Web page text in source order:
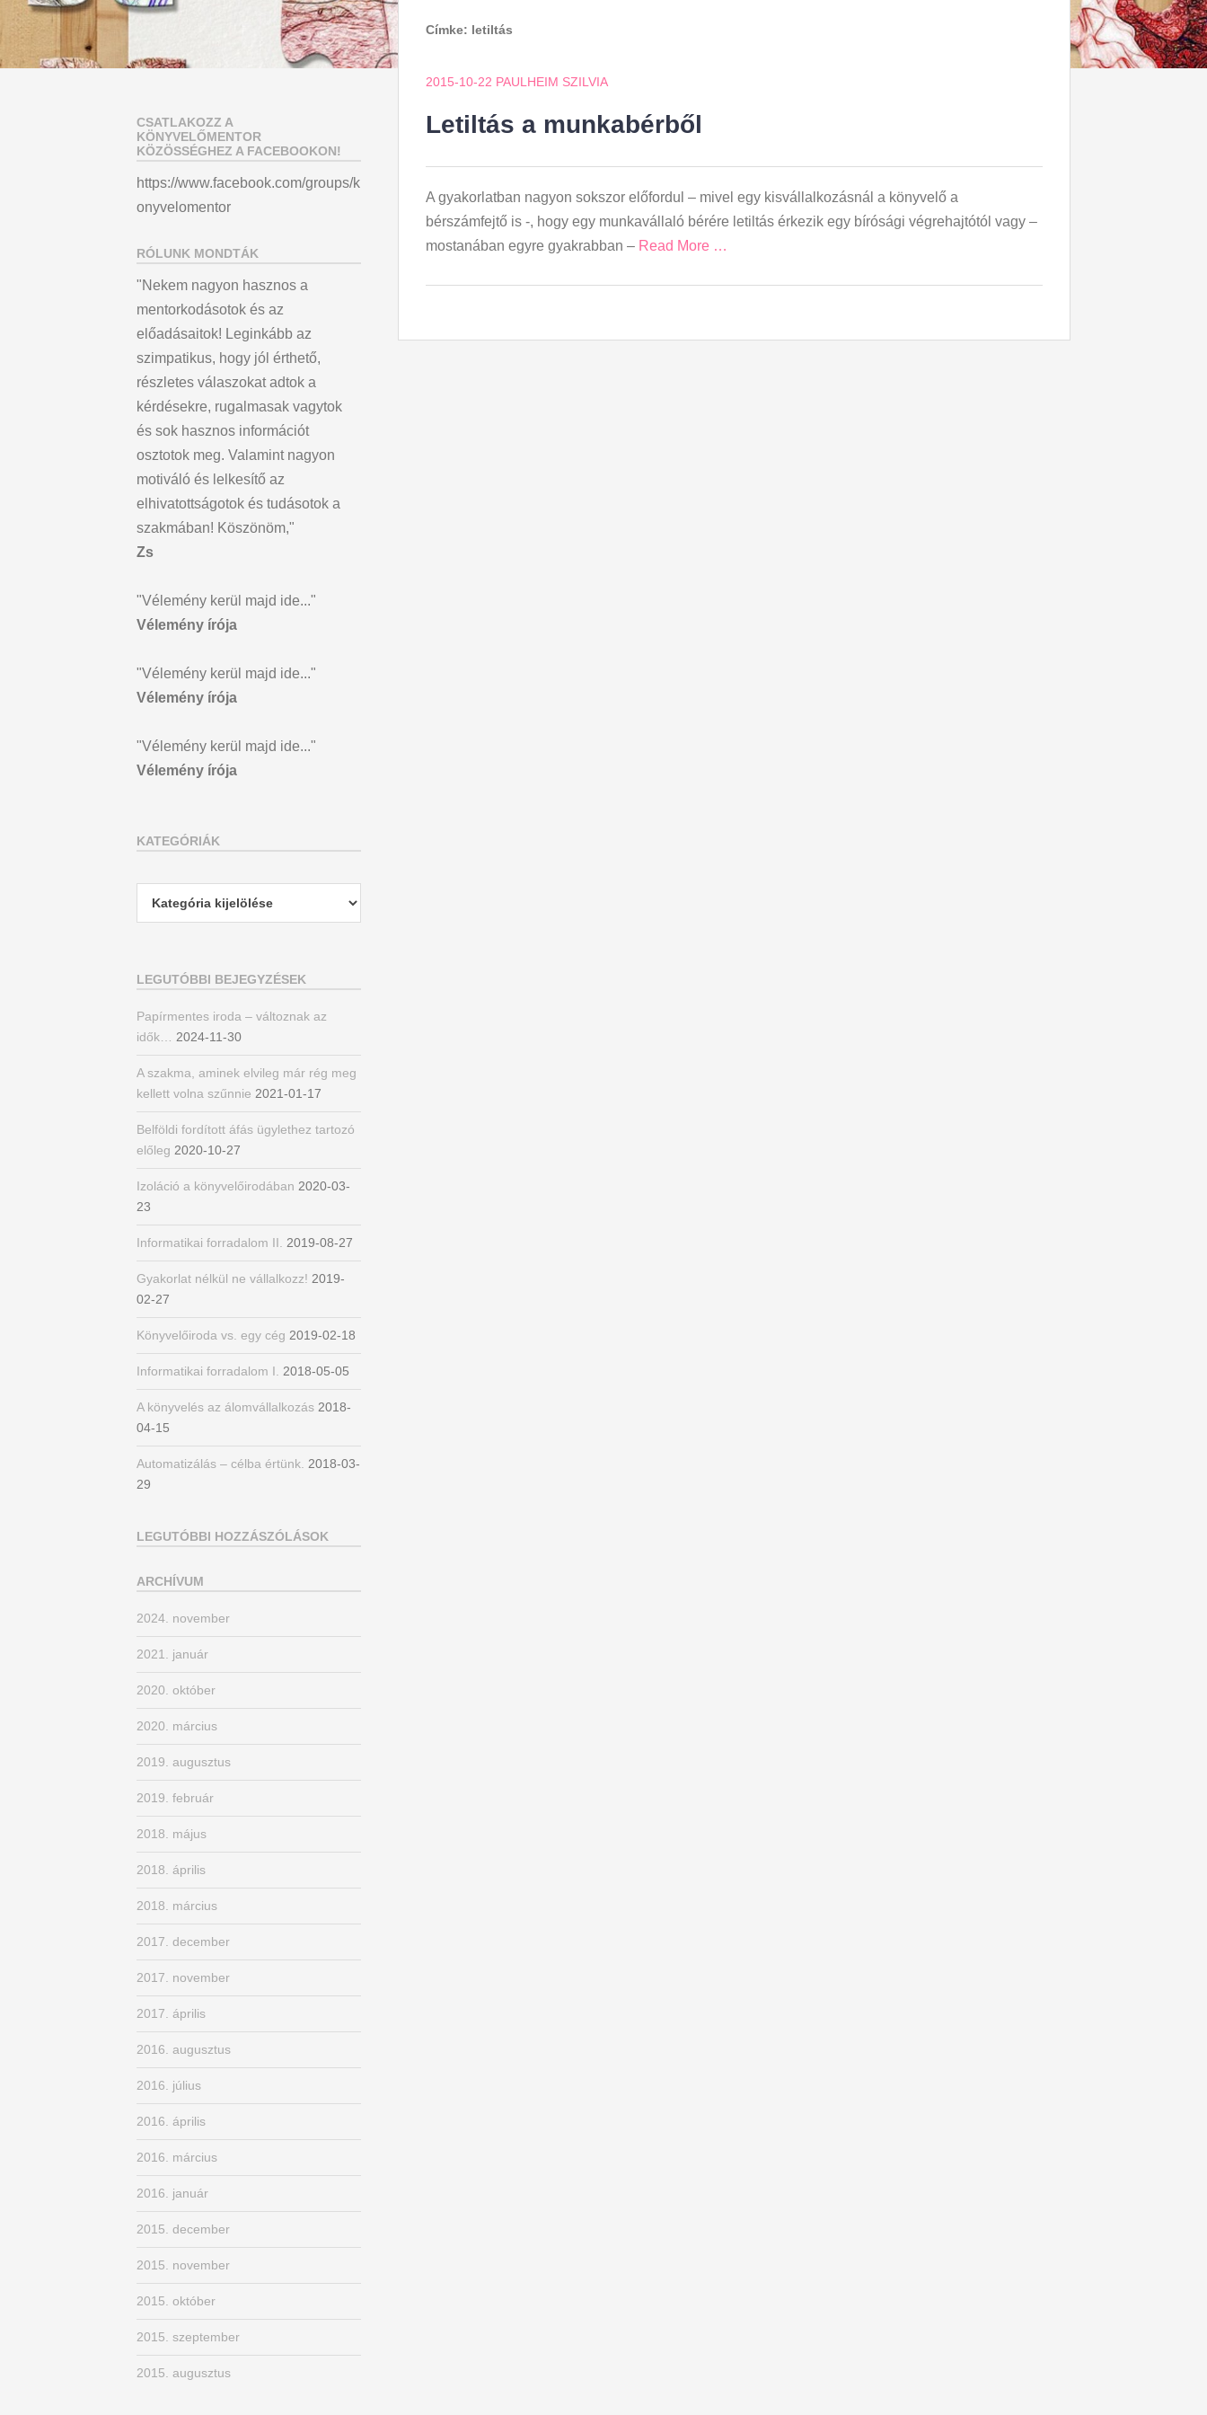
Címke: letiltás
2015-10-22 PAULHEIM SZILVIA
Letiltás a munkabérből
A gyakorlatban nagyon sokszor előfordul – mivel egy kisvállalkozásnál a könyvelő a
bérszámfejtő is -, hogy egy munkavállaló bérére letiltás érkezik egy bírósági végrehajtótól vagy –
mostanában egyre gyakrabban – Read More …
CSATLAKOZZ A
KÖNYVELŐMENTOR
KÖZÖSSÉGHEZ A FACEBOOKON!
https://www.facebook.com/groups/k
onyvelomentor
RÓLUNK MONDTÁK
"Nekem nagyon hasznos a
mentorkodásotok és az
előadásaitok! Leginkább az
szimpatikus, hogy jól érthető,
részletes válaszokat adtok a
kérdésekre, rugalmasak vagytok
és sok hasznos információt
osztotok meg. Valamint nagyon
motiváló és lelkesítő az
elhivatottságotok és tudásotok a
szakmában! Köszönöm,"
Zs
"Vélemény kerül majd ide..."
Vélemény írója
"Vélemény kerül majd ide..."
Vélemény írója
"Vélemény kerül majd ide..."
Vélemény írója
KATEGÓRIÁK
LEGUTÓBBI BEJEGYZÉSEK
Papírmentes iroda – változnak az
idők… 2024-11-30
A szakma, aminek elvileg már rég meg
kellett volna szűnnie 2021-01-17
Belföldi fordított áfás ügylethez tartozó
előleg 2020-10-27
Izoláció a könyvelőirodában 2020-03-
23
Informatikai forradalom II. 2019-08-27
Gyakorlat nélkül ne vállalkozz! 2019-
02-27
Könyvelőiroda vs. egy cég 2019-02-18
Informatikai forradalom I. 2018-05-05
A könyvelés az álomvállalkozás 2018-
04-15
Automatizálás – célba értünk. 2018-03-
29
LEGUTÓBBI HOZZÁSZÓLÁSOK
ARCHÍVUM
2024. november
2021. január
2020. október
2020. március
2019. augusztus
2019. február
2018. május
2018. április
2018. március
2017. december
2017. november
2017. április
2016. augusztus
2016. július
2016. április
2016. március
2016. január
2015. december
2015. november
2015. október
2015. szeptember
2015. augusztus